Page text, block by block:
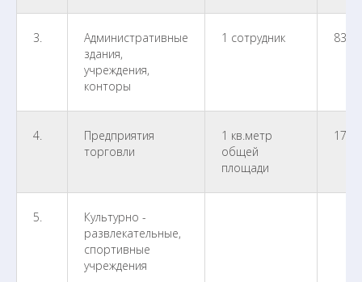
3.
Административные
здания,
учреждения,
конторы
1 сотрудник
4.
Предприятия
торговли
1 кв.метр
общей
площади
5.
Культурно -
развлекательные,
спортивные
учреждения